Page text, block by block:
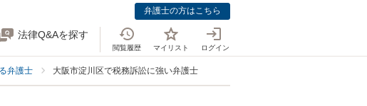
弁護士の方はこちら
法律Q&Aを探す
閲覧履歴 マイリスト ログイン
弁護士 大阪市淀川区で税務訴訟に強い弁護士